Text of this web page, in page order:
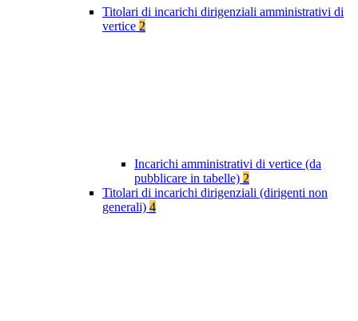
Titolari di incarichi dirigenziali amministrativi di
vertice 2
Incarichi amministrativi di vertice (da
pubblicare in tabelle) 2
Titolari di incarichi dirigenziali (dirigenti non
generali) 4